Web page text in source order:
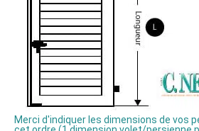
Merci d'indiquer les dimensions de vos